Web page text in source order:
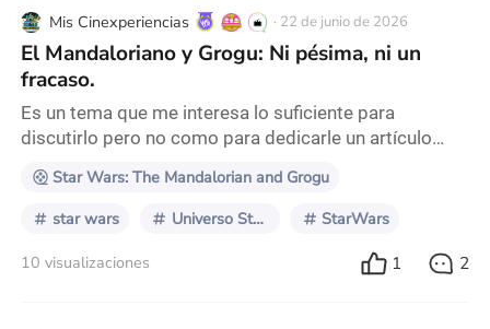
Mis Cinexperiencias · 22 de junio de 2026
El Mandaloriano y Grogu: Ni pésima, ni un
fracaso.
Es un tema que me interesa lo suficiente para
discutirlo pero no como para dedicarle un artículo
decente, divertida, visualmente agradable que no
busca ser original pero si realizar una serie de tributos
de Robert Zemeckis, dándole si bien no originalidad
Star Wars: The Mandalorian and Grogu
star wars Universo Star Wars StarWars
10 visualizaciones 1 2